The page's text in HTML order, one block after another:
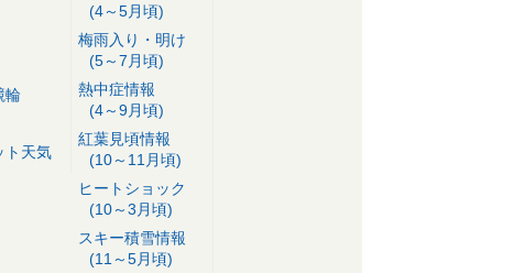
輪
ト天気
(4～5月頃)
梅雨入り・明け
(5～7月頃)
熱中症情報
(4～9月頃)
紅葉見頃情報
(10～11月頃)
ヒートショック
(10～3月頃)
スキー積雪情報
(11～5月頃)